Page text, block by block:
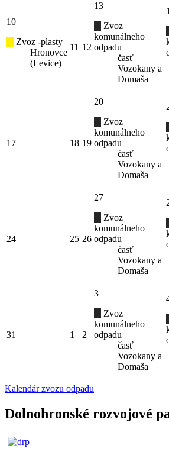
10
Zvoz -plasty
Hronovce
(Levice)
11 12
13
Zvoz
komunálneho
odpadu
časť
Vozokany a
Domaša
17 18 19
20
Zvoz
komunálneho
odpadu
časť
Vozokany a
Domaša
24 25 26
27
Zvoz
komunálneho
odpadu
časť
Vozokany a
Domaša
31 1 2
3
Zvoz
komunálneho
odpadu
časť
Vozokany a
Domaša
Kalendár zvozu odpadu
Dolnohronské rozvojové